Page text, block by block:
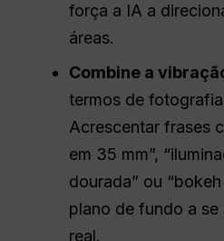
força a IA a
áreas.
Combine a
termos de
Acrescentar frases
em 35 mm”,
dourada” ou
plano de fundo a
real.